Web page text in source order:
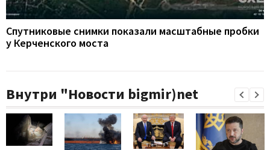
Спутниковые снимки показали масштабные пробки
у Керченского моста
Внутри "Новости bigmir)net